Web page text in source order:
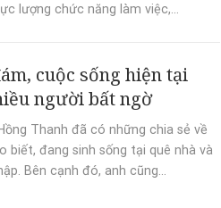
lượng chức năng làm việc,...
cuộc sống hiện tại
người bất ngờ
Thanh đã có những chia sẻ về
biết, đang sinh sống tại quê nhà và
Bên cạnh đó, anh cũng...